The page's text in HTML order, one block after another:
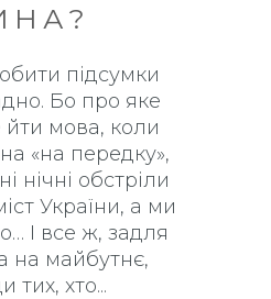
підсумки
Бо про яке
мова, коли
«на передку»,
нічні обстріли
України, а ми
І все ж, задля
на майбутнє,
тих, хто